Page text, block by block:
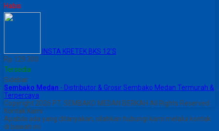
Habis
INSTA KRETEK BKS 12’S
Rp 129.300
Tersedia
Sidebar
Sembako Medan - Distributor & Grosir Sembako Medan Termurah &
Terpercaya
Copyright 2026 PT. SEMBAKO MEDAN BERKAH All Rights Reserved
Kontak Kami
Apabila ada yang ditanyakan, silahkan hubungi kami melalui kontak
di bawah ini.